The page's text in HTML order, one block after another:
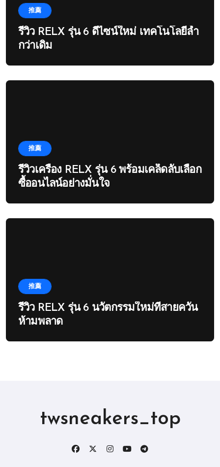
推薦
รีวิว RELX รุ่น 6 ดีไซน์ใหม่ เทคโนโลยีล้ำ
กว่าเดิม
推薦
รีวิวเครื่อง RELX รุ่น 6 พร้อมเคล็ดลับเลือก
ซื้ออนไลน์อย่างมั่นใจ
推薦
รีวิว RELX รุ่น 6 นวัตกรรมใหม่ที่สายควัน
ห้ามพลาด
twsneakers_top